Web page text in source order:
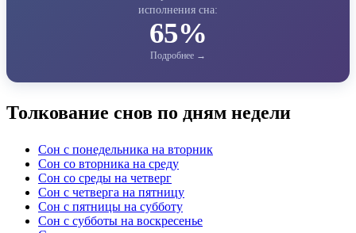
исполнения сна:
65%
Толкование снов по дням недели
Сон с понедельника на вторник
Сон со вторника на среду
Сон со среды на четверг
Сон с четверга на пятницу
Сон с пятницы на субботу
Сон с субботы на воскресенье